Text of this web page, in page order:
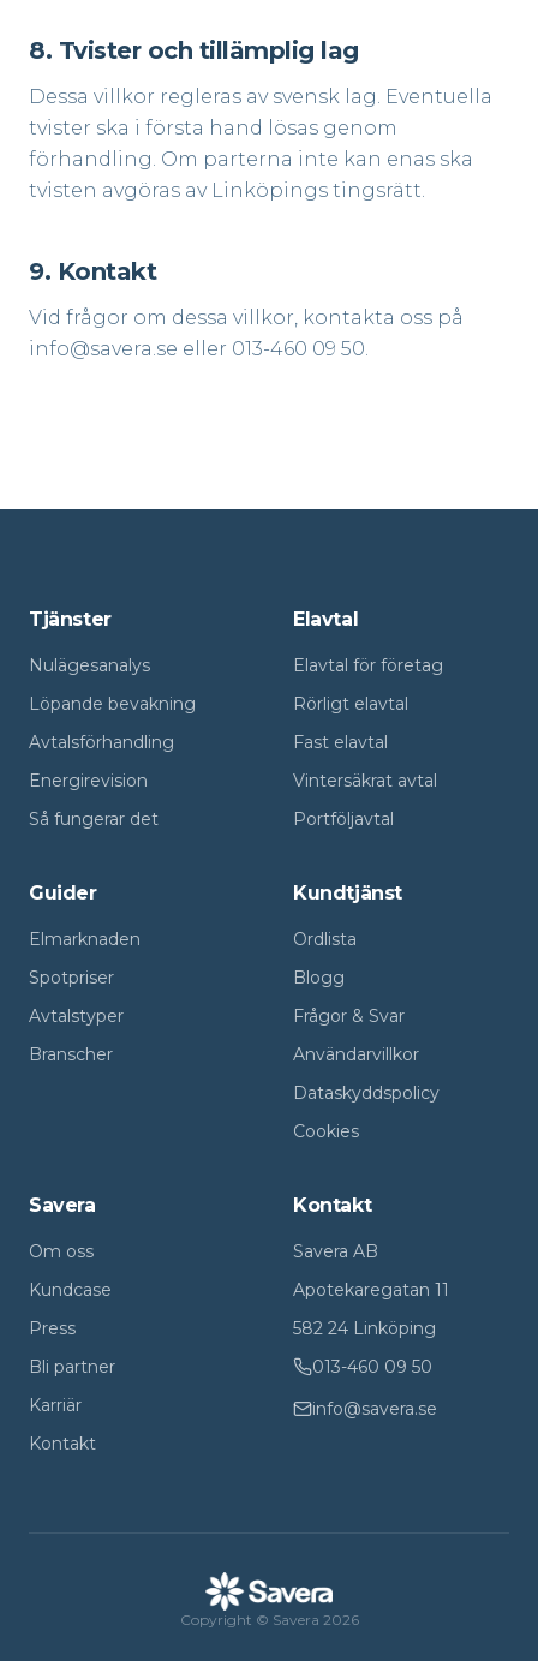
8. Tvister och tillämplig lag
Dessa villkor regleras av svensk lag. Eventuella
tvister ska i första hand lösas genom
förhandling. Om parterna inte kan enas ska
tvisten avgöras av Linköpings tingsrätt.
9. Kontakt
Vid frågor om dessa villkor, kontakta oss på
info@savera.se eller 013-460 09 50.
Tjänster
Nulägesanalys
Löpande bevakning
Avtalsförhandling
Energirevision
Så fungerar det
Elavtal
Elavtal för företag
Rörligt elavtal
Fast elavtal
Vintersäkrat avtal
Portföljavtal
Guider
Elmarknaden
Spotpriser
Avtalstyper
Branscher
Kundtjänst
Ordlista
Blogg
Frågor & Svar
Användarvillkor
Dataskyddspolicy
Cookies
Savera
Om oss
Kundcase
Press
Bli partner
Karriär
Kontakt
Kontakt
Savera AB
Apotekaregatan 11
582 24 Linköping
013-460 09 50
info@savera.se
Copyright © Savera 2026